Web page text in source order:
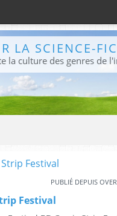
PUBLIÉ DEPUIS
Festival